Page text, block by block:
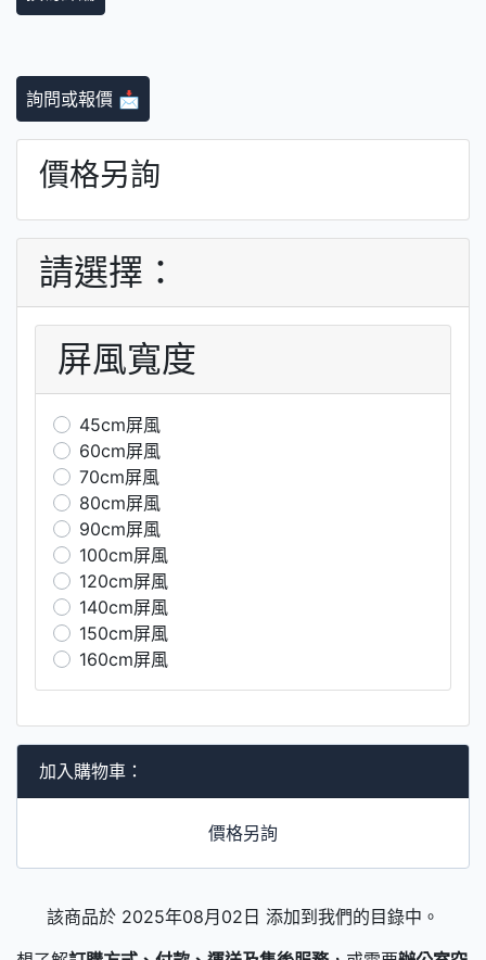
詢問或報價 📩
價格另詢
請選擇：
屏風寬度
45cm屏風
60cm屏風
70cm屏風
80cm屏風
90cm屏風
100cm屏風
120cm屏風
140cm屏風
150cm屏風
160cm屏風
加入購物車：
價格另詢
該商品於 2025年08月02日 添加到我們的目錄中。